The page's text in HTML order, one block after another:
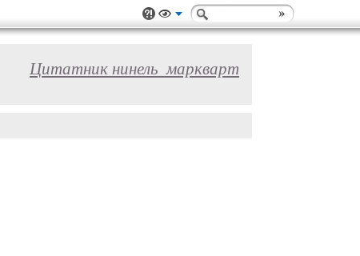
Цитатник нинель_маркварт